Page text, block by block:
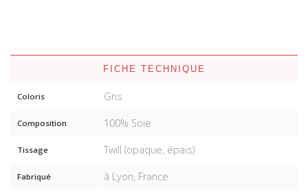
FICHE TECHNIQUE
Coloris Gris
Composition 100% Soie
Tissage Twill (opaque, épais)
Fabriqué à Lyon, France